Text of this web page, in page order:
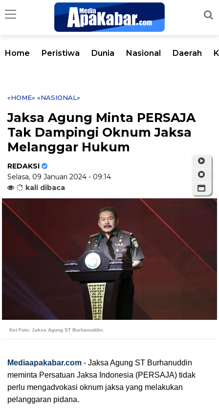
Home Peristiwa Dunia Nasional Daerah
«HOME» «NASIONAL»
Jaksa Agung Minta PERSAJA
Tak Dampingi Oknum Jaksa
Melanggar Hukum
REDAKSI
Selasa, 09 Januari 2024 - 09:14
kali dibaca
Ket Foto: Jaksa Agung ST Burhanuddin.
Mediaapakabar.com - Jaksa Agung ST Burhanuddin
meminta Persatuan Jaksa Indonesia (PERSAJA) tidak
perlu mengadvokasi oknum jaksa yang melakukan
pelanggaran pidana.